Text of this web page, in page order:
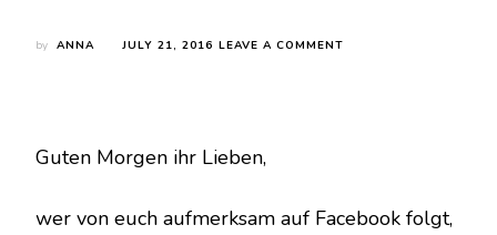
by ANNA JULY 21, 2016 LEAVE A COMMENT
Guten Morgen ihr Lieben,
wer von euch aufmerksam auf Facebook folgt,